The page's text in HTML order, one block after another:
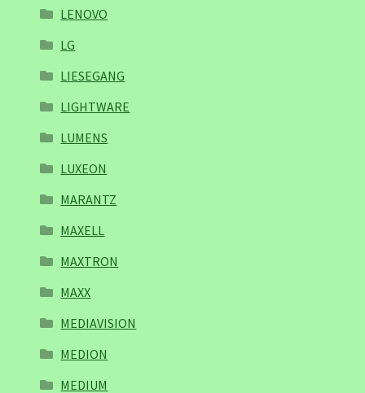
LENOVO
LG
LIESEGANG
LIGHTWARE
LUMENS
LUXEON
MARANTZ
MAXELL
MAXTRON
MAXX
MEDIAVISION
MEDION
MEDIUM